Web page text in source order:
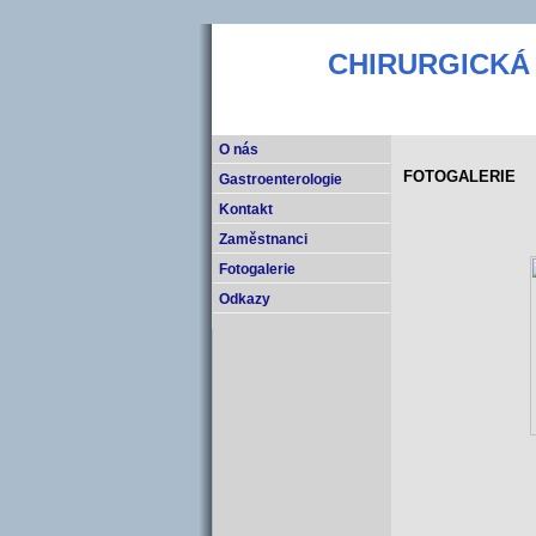
O nás
Gastroenterologie
Kontakt
Zaměstnanci
Fotogalerie
Odkazy
FOTOGALERIE